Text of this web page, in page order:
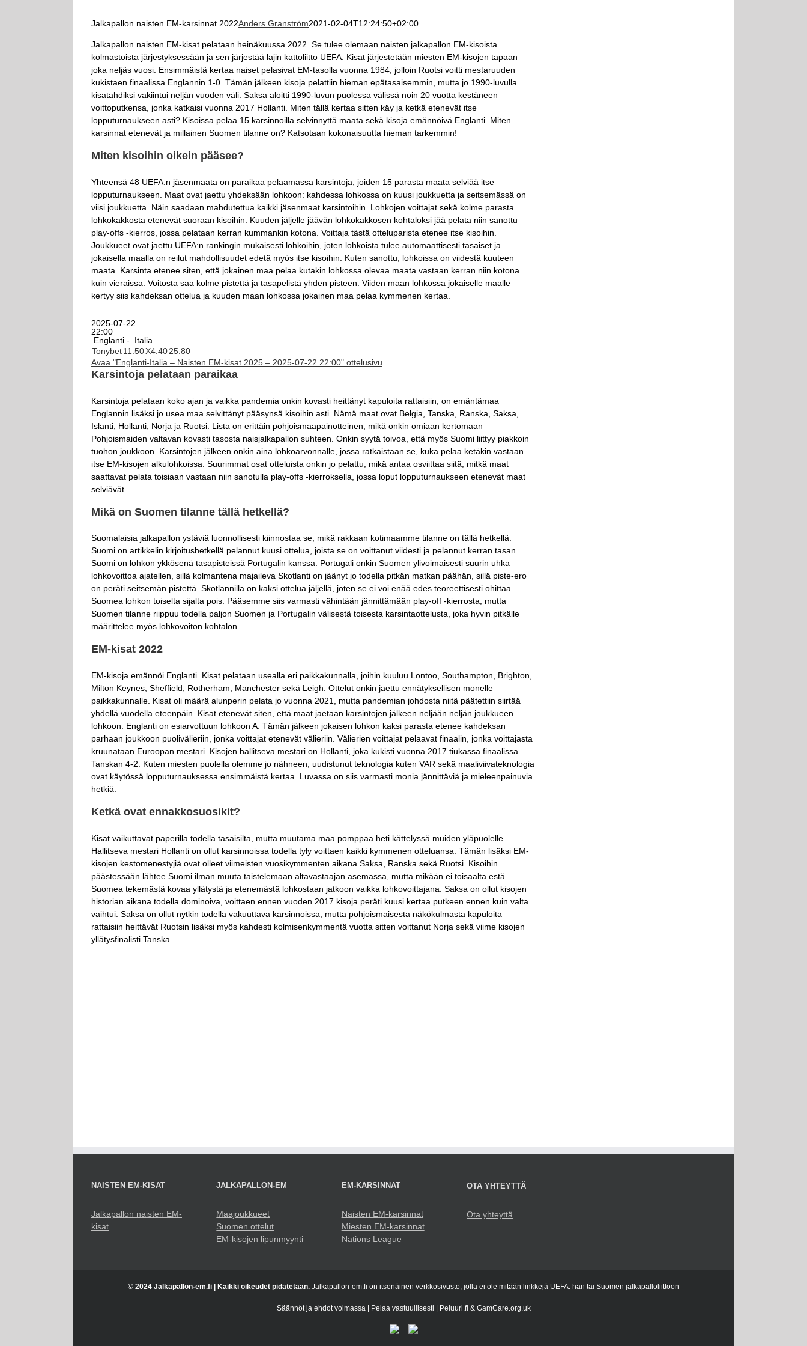
Jalkapallon naisten EM-karsinnat 2022Anders Granström2021-02-04T12:24:50+02:00
Jalkapallon naisten EM-kisat pelataan heinäkuussa 2022. Se tulee olemaan naisten jalkapallon EM-kisoista
kolmastoista järjestyksessään ja sen järjestää lajin kattoliitto UEFA. Kisat järjestetään miesten EM-kisojen tapaan
joka neljäs vuosi. Ensimmäistä kertaa naiset pelasivat EM-tasolla vuonna 1984, jolloin Ruotsi voitti mestaruuden
kukistaen finaalissa Englannin 1-0. Tämän jälkeen kisoja pelattiin hieman epätasaisemmin, mutta jo 1990-luvulla
kisatahdiksi vakiintui neljän vuoden väli. Saksa aloitti 1990-luvun puolessa välissä noin 20 vuotta kestäneen
voittoputkensa, jonka katkaisi vuonna 2017 Hollanti. Miten tällä kertaa sitten käy ja ketkä etenevät itse
lopputurnaukseen asti? Kisoissa pelaa 15 karsinnoilla selvinnyttä maata sekä kisoja emännöivä Englanti. Miten
karsinnat etenevät ja millainen Suomen tilanne on? Katsotaan kokonaisuutta hieman tarkemmin!
Miten kisoihin oikein pääsee?
Yhteensä 48 UEFA:n jäsenmaata on paraikaa pelaamassa karsintoja, joiden 15 parasta maata selviää itse
lopputurnaukseen. Maat ovat jaettu yhdeksään lohkoon: kahdessa lohkossa on kuusi joukkuetta ja seitsemässä on
viisi joukkuetta. Näin saadaan mahdutettua kaikki jäsenmaat karsintoihin. Lohkojen voittajat sekä kolme parasta
lohkokakkosta etenevät suoraan kisoihin. Kuuden jäljelle jäävän lohkokakkosen kohtaloksi jää pelata niin sanottu
play-offs -kierros, jossa pelataan kerran kummankin kotona. Voittaja tästä otteluparista etenee itse kisoihin.
Joukkueet ovat jaettu UEFA:n rankingin mukaisesti lohkoihin, joten lohkoista tulee automaattisesti tasaiset ja
jokaisella maalla on reilut mahdollisuudet edetä myös itse kisoihin. Kuten sanottu, lohkoissa on viidestä kuuteen
maata. Karsinta etenee siten, että jokainen maa pelaa kutakin lohkossa olevaa maata vastaan kerran niin kotona
kuin vieraissa. Voitosta saa kolme pistettä ja tasapelistä yhden pisteen. Viiden maan lohkossa jokaiselle maalle
kertyy siis kahdeksan ottelua ja kuuden maan lohkossa jokainen maa pelaa kymmenen kertaa.
2025-07-22
22:00
Englanti -
Italia
Tonybet11.50X4.4025.80
Avaa "Englanti-Italia – Naisten EM-kisat 2025 – 2025-07-22 22:00" ottelusivu
Karsintoja pelataan paraikaa
Karsintoja pelataan koko ajan ja vaikka pandemia onkin kovasti heittänyt kapuloita rattaisiin, on emäntämaa
Englannin lisäksi jo usea maa selvittänyt pääsynsä kisoihin asti. Nämä maat ovat Belgia, Tanska, Ranska, Saksa,
Islanti, Hollanti, Norja ja Ruotsi. Lista on erittäin pohjoismaapainotteinen, mikä onkin omiaan kertomaan
Pohjoismaiden valtavan kovasti tasosta naisjalkapallon suhteen. Onkin syytä toivoa, että myös Suomi liittyy piakkoin
tuohon joukkoon. Karsintojen jälkeen onkin aina lohkoarvonnalle, jossa ratkaistaan se, kuka pelaa ketäkin vastaan
itse EM-kisojen alkulohkoissa. Suurimmat osat otteluista onkin jo pelattu, mikä antaa osviittaa siitä, mitkä maat
saattavat pelata toisiaan vastaan niin sanotulla play-offs -kierroksella, jossa loput lopputurnaukseen etenevät maat
selviävät.
Mikä on Suomen tilanne tällä hetkellä?
Suomalaisia jalkapallon ystäviä luonnollisesti kiinnostaa se, mikä rakkaan kotimaamme tilanne on tällä hetkellä.
Suomi on artikkelin kirjoitushetkellä pelannut kuusi ottelua, joista se on voittanut viidesti ja pelannut kerran tasan.
Suomi on lohkon ykkösenä tasapisteissä Portugalin kanssa. Portugali onkin Suomen ylivoimaisesti suurin uhka
lohkovoittoa ajatellen, sillä kolmantena majaileva Skotlanti on jäänyt jo todella pitkän matkan päähän, sillä piste-ero
on peräti seitsemän pistettä. Skotlannilla on kaksi ottelua jäljellä, joten se ei voi enää edes teoreettisesti ohittaa
Suomea lohkon toiselta sijalta pois. Pääsemme siis varmasti vähintään jännittämään play-off -kierrosta, mutta
Suomen tilanne riippuu todella paljon Suomen ja Portugalin välisestä toisesta karsintaottelusta, joka hyvin pitkälle
määrittelee myös lohkovoiton kohtalon.
EM-kisat 2022
EM-kisoja emännöi Englanti. Kisat pelataan usealla eri paikkakunnalla, joihin kuuluu Lontoo, Southampton, Brighton,
Milton Keynes, Sheffield, Rotherham, Manchester sekä Leigh. Ottelut onkin jaettu ennätyksellisen monelle
paikkakunnalle. Kisat oli määrä alunperin pelata jo vuonna 2021, mutta pandemian johdosta niitä päätettiin siirtää
yhdellä vuodella eteenpäin. Kisat etenevät siten, että maat jaetaan karsintojen jälkeen neljään neljän joukkueen
lohkoon. Englanti on esiarvottuun lohkoon A. Tämän jälkeen jokaisen lohkon kaksi parasta etenee kahdeksan
parhaan joukkoon puolivälieriin, jonka voittajat etenevät välieriin. Välierien voittajat pelaavat finaalin, jonka voittajasta
kruunataan Euroopan mestari. Kisojen hallitseva mestari on Hollanti, joka kukisti vuonna 2017 tiukassa finaalissa
Tanskan 4-2. Kuten miesten puolella olemme jo nähneen, uudistunut teknologia kuten VAR sekä maaliviivateknologia
ovat käytössä lopputurnauksessa ensimmäistä kertaa. Luvassa on siis varmasti monia jännittäviä ja mieleenpainuvia
hetkiä.
Ketkä ovat ennakkosuosikit?
Kisat vaikuttavat paperilla todella tasaisilta, mutta muutama maa pomppaa heti kättelyssä muiden yläpuolelle.
Hallitseva mestari Hollanti on ollut karsinnoissa todella tyly voittaen kaikki kymmenen otteluansa. Tämän lisäksi EM-
kisojen kestomenestyjiä ovat olleet viimeisten vuosikymmenten aikana Saksa, Ranska sekä Ruotsi. Kisoihin
päästessään lähtee Suomi ilman muuta taistelemaan altavastaajan asemassa, mutta mikään ei toisaalta estä
Suomea tekemästä kovaa yllätystä ja etenemästä lohkostaan jatkoon vaikka lohkovoittajana. Saksa on ollut kisojen
historian aikana todella dominoiva, voittaen ennen vuoden 2017 kisoja peräti kuusi kertaa putkeen ennen kuin valta
vaihtui. Saksa on ollut nytkin todella vakuuttava karsinnoissa, mutta pohjoismaisesta näkökulmasta kapuloita
rattaisiin heittävät Ruotsin lisäksi myös kahdesti kolmisenkymmentä vuotta sitten voittanut Norja sekä viime kisojen
yllätysfinalisti Tanska.
NAISTEN EM-KISAT
Jalkapallon naisten EM-
kisat
JALKAPALLON-EM
Maajoukkueet
Suomen ottelut
EM-kisojen lipunmyynti
EM-KARSINNAT
Naisten EM-karsinnat
Miesten EM-karsinnat
Nations League
OTA YHTEYTTÄ
Ota yhteyttä
© 2024 Jalkapallon-em.fi | Kaikki oikeudet pidätetään. Jalkapallon-em.fi on itsenäinen verkkosivusto, jolla ei ole mitään linkkejä UEFA: han tai Suomen jalkapalloliittoon
Säännöt ja ehdot voimassa | Pelaa vastuullisesti | Peluuri.fi & GamCare.org.uk